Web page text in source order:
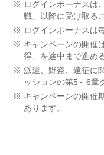
ログインボーナスは
戦」以降に受け取る
ログインボーナスは
キャンペーンの開催
得」を途中まで進め
派遣、野盗、遠征に
ッションの第5～6章
キャンペーンの開催
あります。